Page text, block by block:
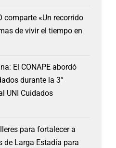
comparte «Un recorrido
de vivir el tiempo en
El CONAPE abordó
durante la 3°
UNI Cuidados
para fortalecer a
de Larga Estadía para